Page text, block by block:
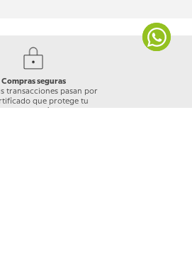
Compras seguras
transacciones pasan por
que protege tu